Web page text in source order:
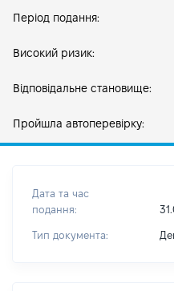
Період подання:
Високий ризик:
Відповідальне становище:
Пройшла автоперевірку:
Дата та час
подання:
Тип документа: